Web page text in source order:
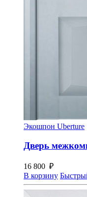
Экошпон Uberture
Дверь
16 800 ₽
В корзину